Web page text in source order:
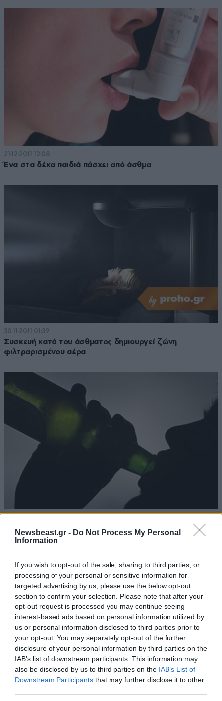
Newsbeast.gr - Do Not Process My Personal
Information
If you wish to opt-out of the sale, sharing to third parties, or
processing of your personal or sensitive information for
targeted advertising by us, please use the below opt-out
section to confirm your selection. Please note that after your
opt-out request is processed you may continue seeing
interest-based ads based on personal information utilized by
us or personal information disclosed to third parties prior to
your opt-out. You may separately opt-out of the further
disclosure of your personal information by third parties on the
IAB’s list of downstream participants. This information may
also be disclosed by us to third parties on the IAB’s List of
Downstream Participants that may further disclose it to other
21·12·2011 12:08
Ένα στα δέκα παιδιά πάσχει από άσθμα
30·11·2011 01:39
Συσκευή κατά του άσθματος δημιουργεί ζώνη
φιλτραρισμένου αέρα
Αλκοόλ άσθμα και αλλεργίες
26·09·2011 15:35